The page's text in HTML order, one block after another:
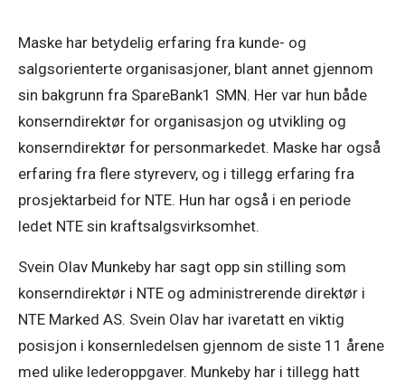
Maske har betydelig erfaring fra kunde- og
salgsorienterte organisasjoner, blant annet gjennom
sin bakgrunn fra SpareBank1 SMN. Her var hun både
konserndirektør for organisasjon og utvikling og
konserndirektør for personmarkedet. Maske har også
erfaring fra flere styreverv, og i tillegg erfaring fra
prosjektarbeid for NTE. Hun har også i en periode
ledet NTE sin kraftsalgsvirksomhet.
Svein Olav Munkeby har sagt opp sin stilling som
konserndirektør i NTE og administrerende direktør i
NTE Marked AS. Svein Olav har ivaretatt en viktig
posisjon i konsernledelsen gjennom de siste 11 årene
med ulike lederoppgaver. Munkeby har i tillegg hatt